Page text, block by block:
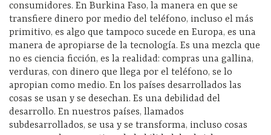
consumidores. En Burkina Faso, la manera en que se
transfiere dinero por medio del teléfono, incluso el más
primitivo, es algo que tampoco sucede en Europa, es una
manera de apropiarse de la tecnología. Es una mezcla que
no es ciencia ficción, es la realidad: compras una gallina,
verduras, con dinero que llega por el teléfono, se lo
apropian como medio. En los países desarrollados las
cosas se usan y se desechan. Es una debilidad del
desarrollo. En nuestros países, llamados
subdesarrollados, se usa y se transforma, incluso cosas